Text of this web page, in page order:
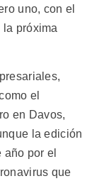
uno, con el
próxima
el
en Davos,
la edición
por el
que